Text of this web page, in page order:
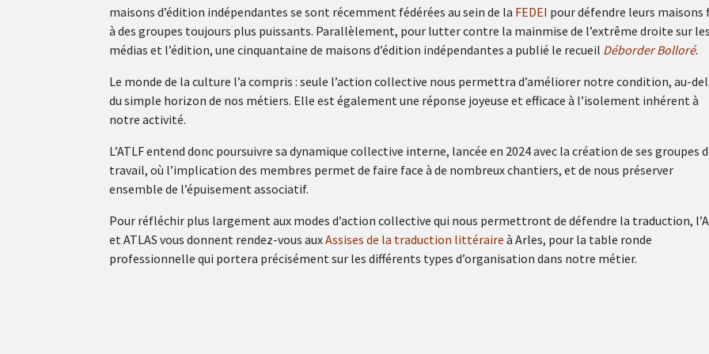
maisons d’édition indépendantes se sont récemment fédérées au sein de la FEDEI pour défendre leurs maisons
à des groupes toujours plus puissants. Parallèlement, pour lutter contre la mainmise de l’extrême droite sur les
médias et l’édition, une cinquantaine de maisons d’édition indépendantes a publié le recueil Déborder Bolloré.
Le monde de la culture l’a compris : seule l’action collective nous permettra d’améliorer notre condition, au-
du simple horizon de nos métiers. Elle est également une réponse joyeuse et efficace à l’isolement inhérent à
notre activité.
L’ATLF entend donc poursuivre sa dynamique collective interne, lancée en 2024 avec la création de ses groupes
travail, où l’implication des membres permet de faire face à de nombreux chantiers, et de nous préserver
ensemble de l’épuisement associatif.
Pour réfléchir plus largement aux modes d’action collective qui nous permettront de défendre la traduction,
et ATLAS vous donnent rendez-vous auxAssises de la traduction littéraire à Arles, pour la table ronde
professionnelle qui portera précisément sur les différents types d’organisation dans notre métier.